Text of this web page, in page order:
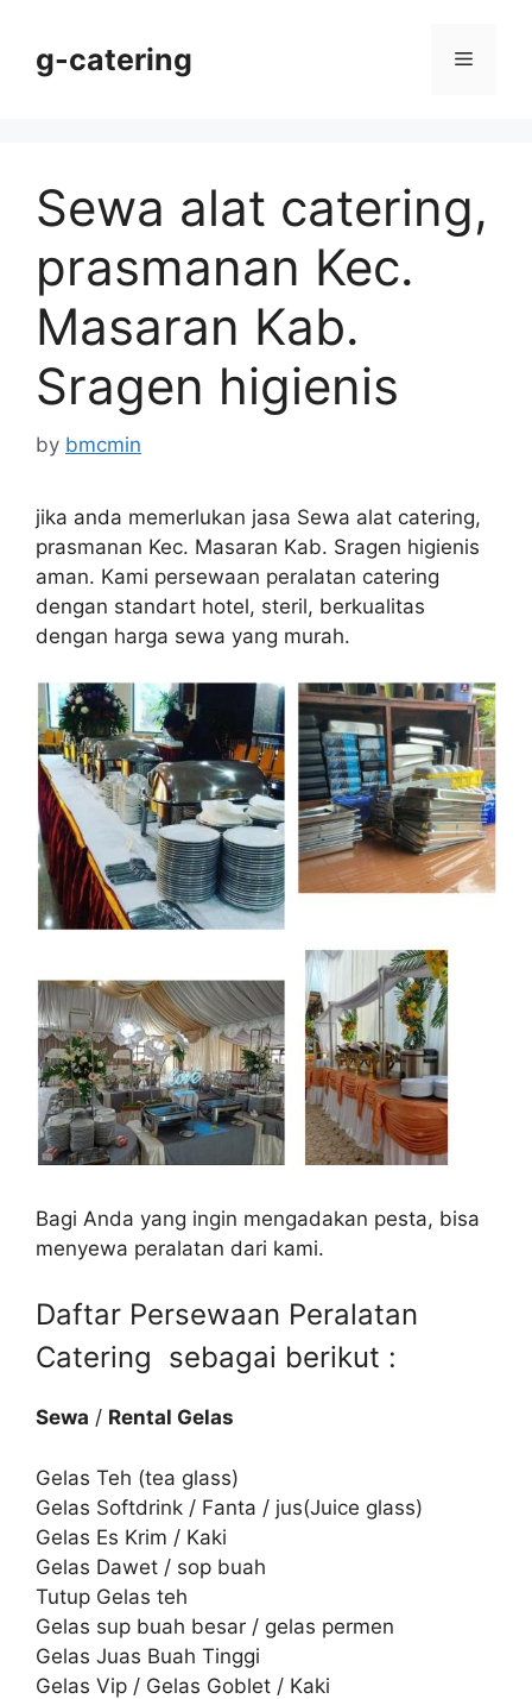
contentg-catering Menu
Sewa alat catering,
prasmanan Kec.
Masaran Kab.
Sragen higienis
by bmcmin
jika anda memerlukan jasa Sewa alat catering,
prasmanan Kec. Masaran Kab. Sragen higienis
aman. Kami persewaan peralatan catering
dengan standart hotel, steril, berkualitas
dengan harga sewa yang murah.
Bagi Anda yang ingin mengadakan pesta, bisa
menyewa peralatan dari kami.
Daftar Persewaan Peralatan
Catering sebagai berikut :
Sewa / Rental Gelas
Gelas Teh (tea glass)
Gelas Softdrink / Fanta / jus(Juice glass)
Gelas Es Krim / Kaki
Gelas Dawet / sop buah
Tutup Gelas teh
Gelas sup buah besar / gelas permen
Gelas Juas Buah Tinggi
Gelas Vip / Gelas Goblet / Kaki